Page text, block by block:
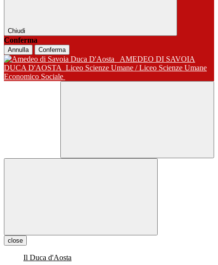
Chiudi
Conferma
Annulla Conferma
AMEDEO DI SAVOIA
DUCA D'AOSTA Liceo Scienze Umane / Liceo Scienze Umane
Economico Sociale
close
Il Duca d'Aosta